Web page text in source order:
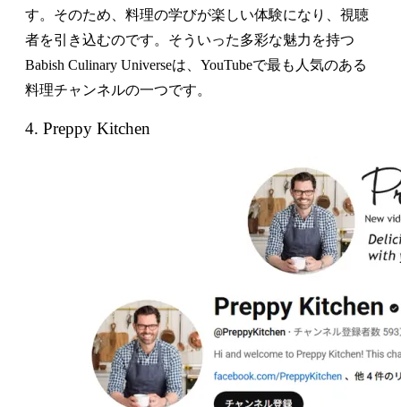
す。そのため、料理の学びが楽しい体験になり、視聴
者を引き込むのです。そういった多彩な魅力を持つ
Babish Culinary Universeは、YouTubeで最も人気のある
料理チャンネルの一つです。
4. Preppy Kitchen